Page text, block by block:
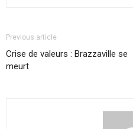
Previous article
Crise de valeurs : Brazzaville se
meurt